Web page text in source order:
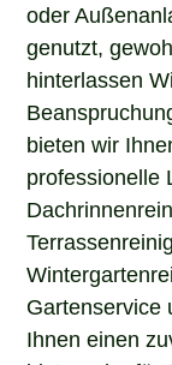
oder
genutzt,
hinterlassen
bieten wir
professionelle
Gartenservice
Ihnen einen